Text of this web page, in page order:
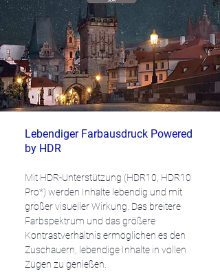
Lebendiger Farbausdruck Powered
by HDR
Mit HDR-Unterstützung (HDR10, HDR10
Pro*) werden Inhalte lebendig und mit
großer visueller Wirkung. Das breitere
Farbspektrum und das größere
Kontrastverhältnis ermöglichen es den
Zuschauern, lebendige Inhalte in vollen
Zügen zu genießen.